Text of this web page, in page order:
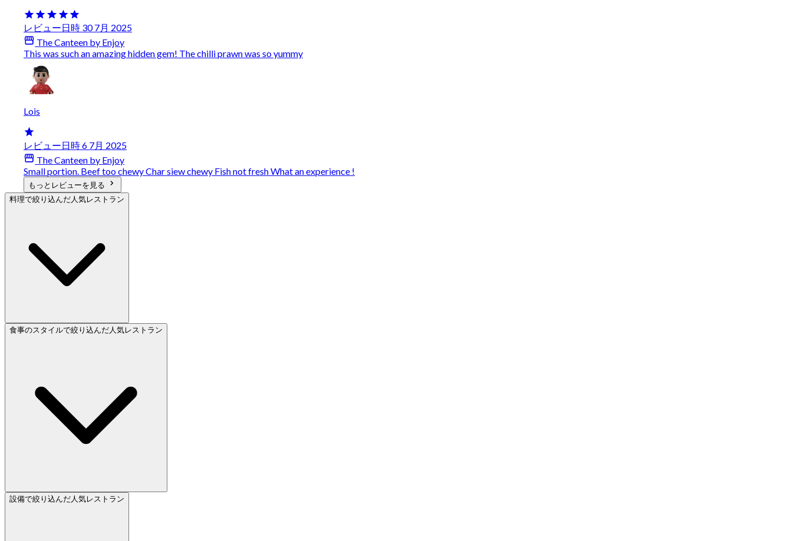
レビュー日時 30 7月 2025
The Canteen by Enjoy
This was such an amazing hidden gem! The chilli prawn was so yummy
Lois
レビュー日時 6 7月 2025
The Canteen by Enjoy
Small portion. Beef too chewy Char siew chewy Fish not fresh What an experience !
もっとレビューを見る
料理で絞り込んだ人気レストラン
食事のスタイルで絞り込んだ人気レストラン
設備で絞り込んだ人気レストラン